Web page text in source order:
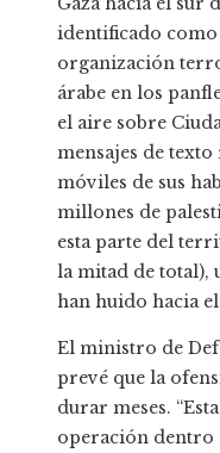
identificado
organización
árabe en los
el aire sobre
mensajes de
móviles de sus
millones de
esta parte del
la mitad de total),
han huido hacia
El ministro de
prevé que la
durar meses.
operación dentro